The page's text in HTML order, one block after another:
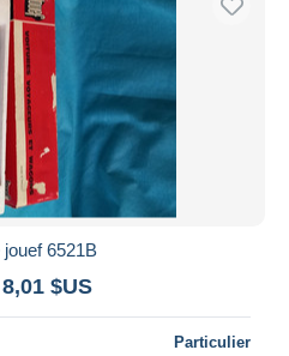
jouef 6521B
$US
Particulier